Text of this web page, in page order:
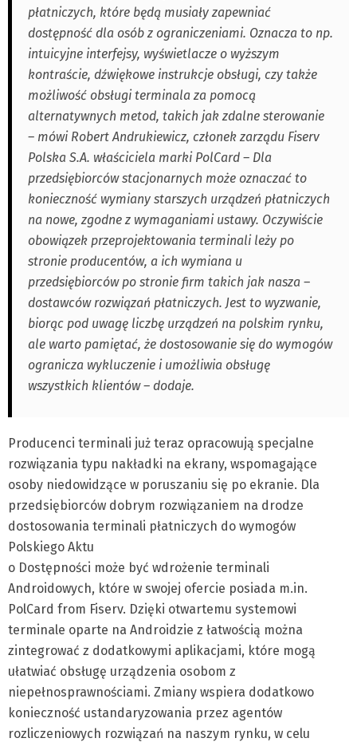
płatniczych, które będą musiały zapewniać
dostępność dla osób z ograniczeniami. Oznacza to np.
intuicyjne interfejsy, wyświetlacze o wyższym
kontraście, dźwiękowe instrukcje obsługi, czy także
możliwość obsługi terminala za pomocą
alternatywnych metod, takich jak zdalne sterowanie
– mówi Robert Andrukiewicz, członek zarządu Fiserv
Polska S.A. właściciela marki PolCard – Dla
przedsiębiorców stacjonarnych może oznaczać to
konieczność wymiany starszych urządzeń płatniczych
na nowe, zgodne z wymaganiami ustawy. Oczywiście
obowiązek przeprojektowania terminali leży po
stronie producentów, a ich wymiana u
przedsiębiorców po stronie firm takich jak nasza –
dostawców rozwiązań płatniczych. Jest to wyzwanie,
biorąc pod uwagę liczbę urządzeń na polskim rynku,
ale warto pamiętać, że dostosowanie się do wymogów
ogranicza wykluczenie i umożliwia obsługę
wszystkich klientów – dodaje.
Producenci terminali już teraz opracowują specjalne
rozwiązania typu nakładki na ekrany, wspomagające
osoby niedowidzące w poruszaniu się po ekranie. Dla
przedsiębiorców dobrym rozwiązaniem na drodze
dostosowania terminali płatniczych do wymogów
Polskiego Aktu
o Dostępności może być wdrożenie terminali
Androidowych, które w swojej ofercie posiada m.in.
PolCard from Fiserv. Dzięki otwartemu systemowi
terminale oparte na Androidzie z łatwością można
zintegrować z dodatkowymi aplikacjami, które mogą
ułatwiać obsługę urządzenia osobom z
niepełnosprawnościami. Zmiany wspiera dodatkowo
konieczność ustandaryzowania przez agentów
rozliczeniowych rozwiązań na naszym rynku, w celu